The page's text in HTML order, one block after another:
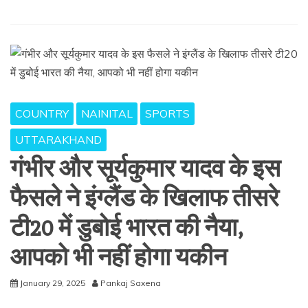
COUNTRY NAINITAL
SPORTS
UTTARAKHAND
गंभीर और सूर्यकुमार यादव के इस
फैसले ने इंग्लैंड के खिलाफ तीसरे
टी20 में डुबोई भारत की नैया,
आपको भी नहीं होगा यकीन
January 29, 2025 Pankaj Saxena